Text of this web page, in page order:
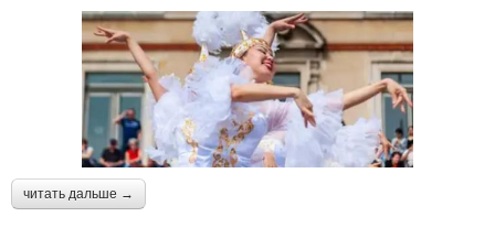
читать дальше →